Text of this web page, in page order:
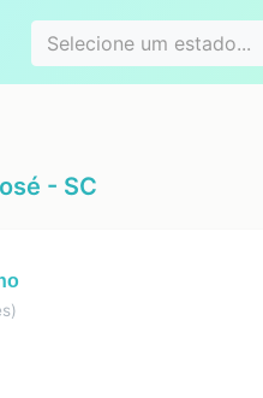
Selecione um estado...
- SC